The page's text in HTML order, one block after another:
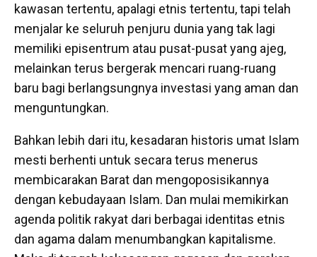
kawasan tertentu, apalagi etnis tertentu, tapi telah
menjalar ke seluruh penjuru dunia yang tak lagi
memiliki episentrum atau pusat-pusat yang ajeg,
melainkan terus bergerak mencari ruang-ruang
baru bagi berlangsungnya investasi yang aman dan
menguntungkan.
Bahkan lebih dari itu, kesadaran historis umat Islam
mesti berhenti untuk secara terus menerus
membicarakan Barat dan mengoposisikannya
dengan kebudayaan Islam. Dan mulai memikirkan
agenda politik rakyat dari berbagai identitas etnis
dan agama dalam menumbangkan kapitalisme.